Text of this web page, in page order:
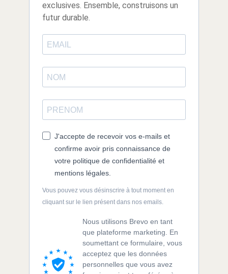
exclusives. Ensemble, construisons un
futur durable.
J'accepte de recevoir vos e-mails et
confirme avoir pris connaissance de
votre politique de confidentialité et
mentions légales.
Vous pouvez vous désinscrire à tout moment en
cliquant sur le lien présent dans nos emails.
Nous utilisons Brevo en tant
que plateforme marketing. En
soumettant ce formulaire, vous
acceptez que les données
personnelles que vous avez